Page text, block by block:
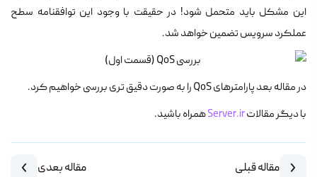
این مشکل باید متحمل شود! در حقیقت با وجود این توافقنامه سطح
عملکرد سرویس تضمین خواهد شد.
در مقاله بعد پارامتر‌های QoS را به صورت دقیق تری بررسی خواهیم کرد.
با دیگر مقالاتServer.irهمراه باشید.
مقاله قبلی مقاله بعدی